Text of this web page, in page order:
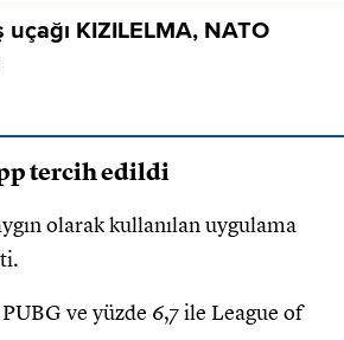
KIZILELMA, NATO
tercih edildi
olarak kullanılan uygulama
ve yüzde 6,7 ile League of